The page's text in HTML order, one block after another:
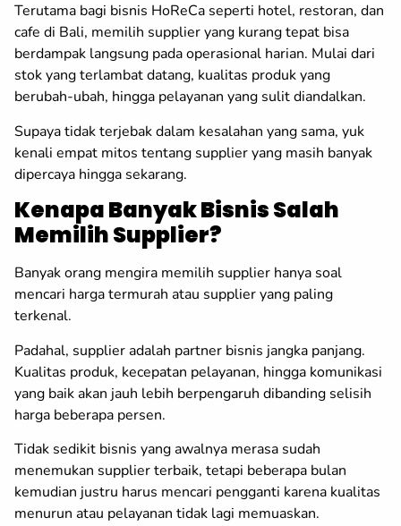
Terutama bagi bisnis HoReCa seperti hotel, restoran, dan
cafe di Bali, memilih supplier yang kurang tepat bisa
berdampak langsung pada operasional harian. Mulai dari
stok yang terlambat datang, kualitas produk yang
berubah-ubah, hingga pelayanan yang sulit diandalkan.
Supaya tidak terjebak dalam kesalahan yang sama, yuk
kenali empat mitos tentang supplier yang masih banyak
dipercaya hingga sekarang.
Kenapa Banyak Bisnis Salah
Memilih Supplier?
Banyak orang mengira memilih supplier hanya soal
mencari harga termurah atau supplier yang paling
terkenal.
Padahal, supplier adalah partner bisnis jangka panjang.
Kualitas produk, kecepatan pelayanan, hingga komunikasi
yang baik akan jauh lebih berpengaruh dibanding selisih
harga beberapa persen.
Tidak sedikit bisnis yang awalnya merasa sudah
menemukan supplier terbaik, tetapi beberapa bulan
kemudian justru harus mencari pengganti karena kualitas
menurun atau pelayanan tidak lagi memuaskan.